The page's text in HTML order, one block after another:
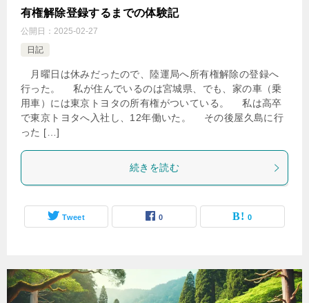
有権解除登録するまでの体験記
公開日： 2025-02-27
日記
月曜日は休みだったので、陸運局へ所有権解除の登録へ
行った。 私が住んでいるのは宮城県、でも、家の車（乗
用車）には東京トヨタの所有権がついている。 私は高卒
で東京トヨタへ入社し、12年働いた。 その後屋久島に行
った […]
続きを読む
Tweet 0 0